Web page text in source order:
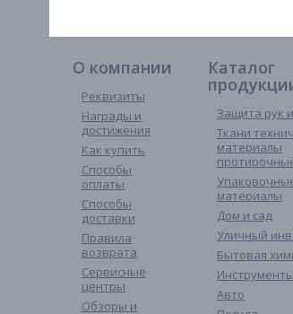
О компании
Реквизиты
Награды и
достижения
Как купить
Способы
оплаты
Способы
доставки
Правила
возврата
Сервисные
центры
Обзоры и
Каталог
Защита рук
Ткани
материалы
материалы
Дом и сад
Уличный
Бытовая
Инструменты
Авто